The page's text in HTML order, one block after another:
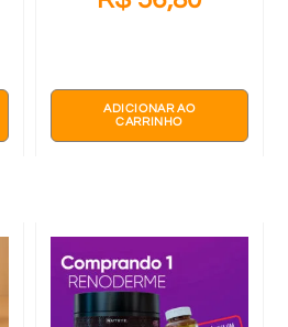
ADICIONAR AO
CARRINHO